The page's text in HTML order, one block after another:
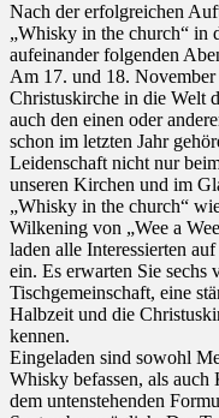
Nach der erfolgreichen
„Whisky in the church“ in
aufeinander folgenden
Am 17. und 18.
Christuskirche in die Welt
auch den einen oder
schon im letzten Jahr
Leidenschaft nicht nur
unseren Kirchen und im
„Whisky in the church“
Wilkening von „Wee a
laden alle Interessierten
ein. Es erwarten Sie sechs
Tischgemeinschaft, eine
Halbzeit und die
kennen.
Eingeladen sind sowohl
Whisky befassen, als
dem untenstehenden